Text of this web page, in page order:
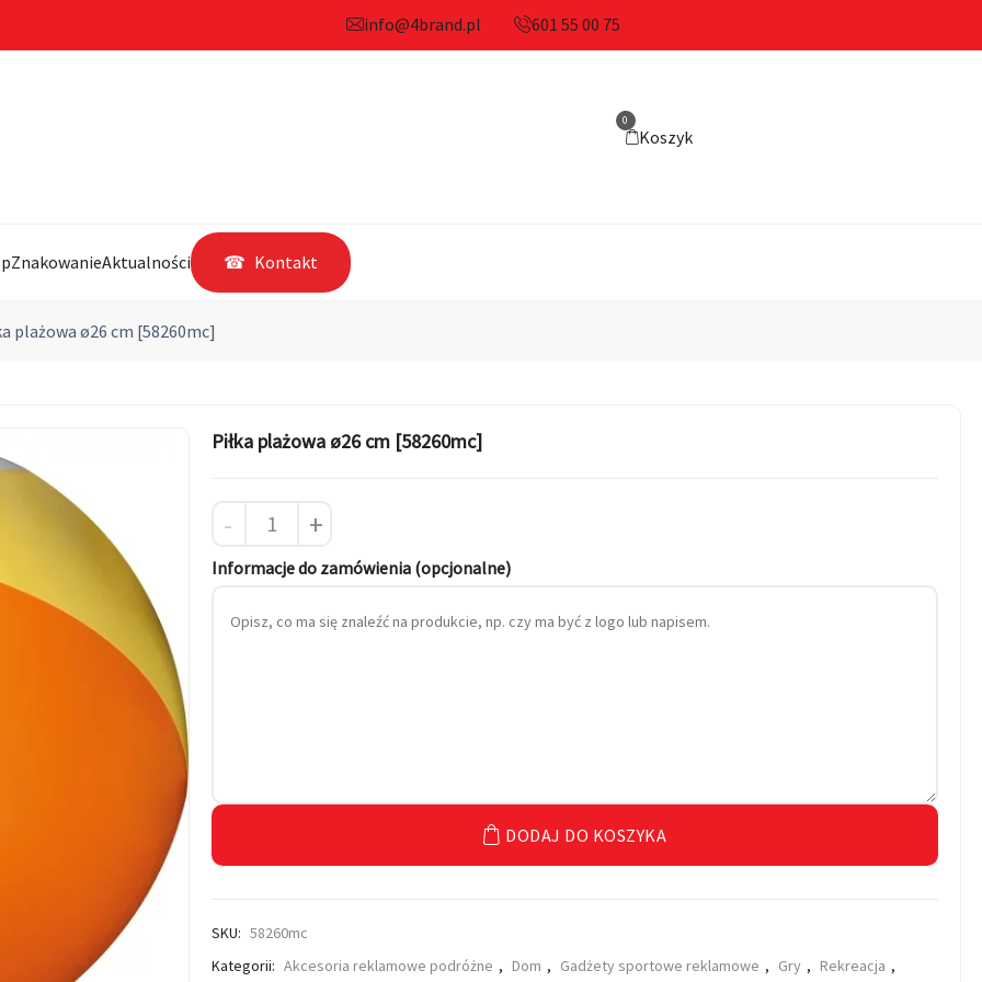
info@4brand.pl 601 55 00 75
0
Koszyk
ZnakowanieAktualności Kontakt
plażowa ø26 cm [58260mc]
Piłka plażowa ø26 cm [58260mc]
- +
Informacje do zamówienia (opcjonalne)
DODAJ DO KOSZYKA
SKU: 58260mc
Kategorii: Akcesoria reklamowe podróżne , Dom , Gadżety sportowe reklamowe , Gry , Rekreacja ,